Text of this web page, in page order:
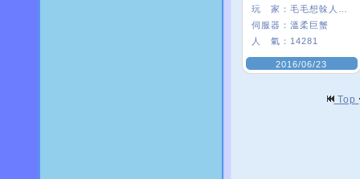
玩 家：
伺服器： 溫柔巨蟹
人 氣： 14281
2016/06/23
Top